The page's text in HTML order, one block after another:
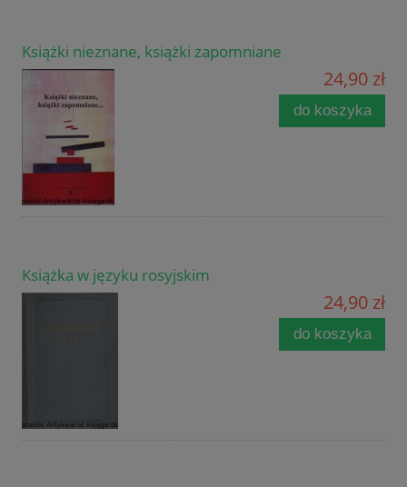
Książki nieznane, książki zapomniane
24,90 zł
do koszyka
Książka w języku rosyjskim
24,90 zł
do koszyka